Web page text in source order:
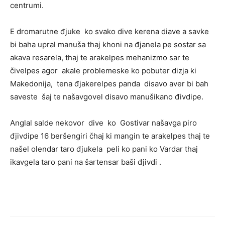
centrumi.
E dromarutne đjuke ko svako dive kerena diave a savke
bi baha upral manuša thaj khoni na đjanela pe sostar sa
akava resarela, thaj te arakelpes mehanizmo sar te
čivelpes agor akale problemeske ko pobuter dizja ki
Makedonija, tena đjakerelpes panda disavo aver bi bah
saveste šaj te našavgovel disavo manušikano đivdipe.
Anglal salde nekovor dive ko Gostivar našavga piro
đjivdipe 16 beršengiri čhaj ki mangin te arakelpes thaj te
našel olendar taro đjukela peli ko pani ko Vardar thaj
ikavgela taro pani na šartensar baši đjivdi .